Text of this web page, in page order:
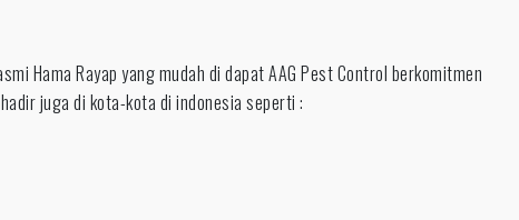
Hama Rayap yang mudah di dapat AAG Pest Control berkomitmen
juga di kota-kota di indonesia seperti :